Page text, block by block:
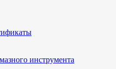
инструмента